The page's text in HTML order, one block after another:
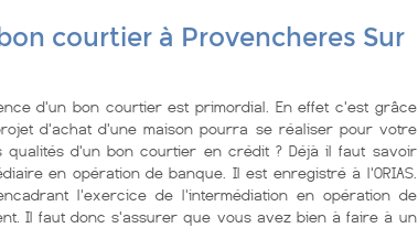
courtier à Provencheres Sur
d'un bon courtier est primordial. En effet c'est grâce
d'achat d'une maison pourra se réaliser pour votre
qualités d'un bon courtier en crédit ? Déjà il faut savoir
en opération de banque. Il est enregistré à l'ORIAS.
l'exercice de l'intermédiation en opération de
Il faut donc s'assurer que vous avez bien à faire à un